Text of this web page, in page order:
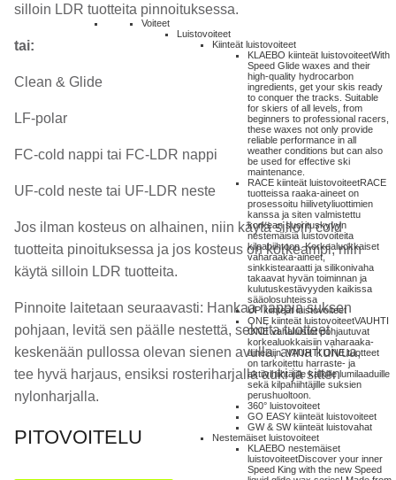
Voiteet
Luistovoiteet
Kiinteät luistovoiteet
KLAEBO kiinteät luistovoiteetWith
Speed Glide waxes and their
high-quality hydrocarbon
ingredients, get your skis ready
to conquer the tracks. Suitable
for skiers of all levels, from
beginners to professional racers,
these waxes not only provide
reliable performance in all
weather conditions but can also
be used for effective ski
maintenance.
RACE kiinteät luistovoiteetRACE
tuotteissa raaka-aineet on
prosessoitu hiilivetyliuottimien
kanssa ja siten valmistettu
korkean suorituskyvyn
nestemäisiä luistovoiteita
kilpahiihtoon. Korkealuokkaiset
vaharaaka-aineet,
sinkkistearaatti ja silikonivaha
takaavat hyvän toiminnan ja
kulutuskestävyyden kaikissa
sääolosuhteissa
UP kiinteät luistovoiteet
ONE kiinteät luistovoiteetVAUHTI
ONE vahaluistot pohjautuvat
korkealuokkaisiin vaharaaka-
aineisiin. VAUHTI ONE tuotteet
on tarkoitettu harraste- ja
aktiivihiihtäjille kaikille lumilaaduille
sekä kilpahiihtäjille suksien
perushuoltoon.
360° luistovoiteet
GO EASY kiinteät luistovoiteet
GW & SW kiinteät luistovahat
Nestemäiset luistovoiteet
KLAEBO nestemäiset
luistovoiteetDiscover your inner
Speed King with the new Speed
silloin LDR tuotteita pinnoituksessa.
tai:
Clean & Glide
LF-polar
FC-cold nappi tai FC-LDR nappi
UF-cold neste tai UF-LDR neste
Jos ilman kosteus on alhainen, niin käytä silloin cold
tuotteita pinoituksessa ja jos kosteus on korkeampi, niin
käytä silloin LDR tuotteita.
Pinnoite laitetaan seuraavasti: Hankaa nappia suksen
pohjaan, levitä sen päälle nestettä, sekoita tuotteet
keskenään pullossa olevan sienen avulla, anna kuivua,
tee hyvä harjaus, ensiksi rosteriharjalla auki ja sitten
nylonharjalla.
PITOVOITELU